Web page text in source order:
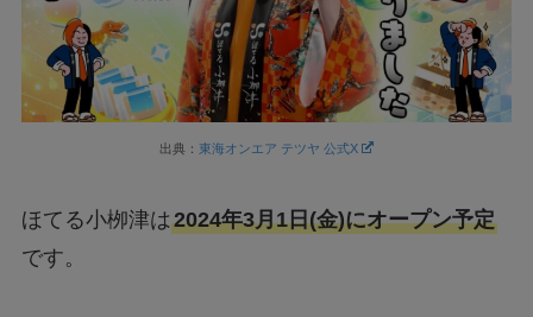
出典： 東海オンエア テツヤ 公式X
ほてる小栁津は2024年3月1日(金)にオープン予定
です。